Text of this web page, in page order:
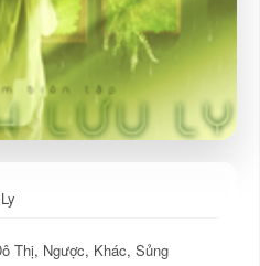
Thị, Ngược, Khác, Sủng